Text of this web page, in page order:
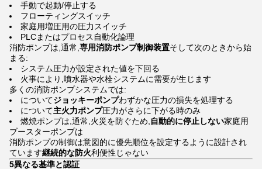
手動で起動/停止する
フローティングスイッチ
家庭用増圧用の圧力スイッチ
PLCまたはプロセス自動化論理
消防ポンプは,通常, 専用消防ポンプ制御装置そして次のときから始
まる:
システム圧力が設定された値を下回る
火事により,噴水器や水栓システムに需要が生じます
多くの消防ポンプシステムでは:
についてジョッキーポンプわずかな圧力の損失を処理する
について主火力ポンプ圧力がさらに下がる時のみ
燃焼ポンプは,通常,火災を防ぐため, 自動的に停止しない家庭用
ブースターポンプは
消防ポンプの制御は意図的に優先順位を設定するように設計され
ています継続的な防火利便性じゃない
5異なる基準と認証